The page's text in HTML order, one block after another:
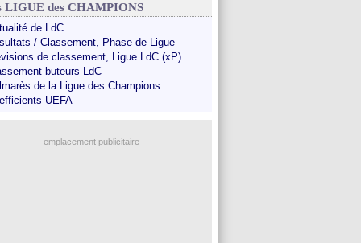
LIGUE des CHAMPIONS
de LdC
/ Classement, Phase de Ligue
de classement, Ligue LdC (xP)
buteurs LdC
de la Ligue des Champions
UEFA
emplacement publicitaire